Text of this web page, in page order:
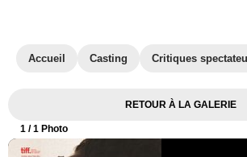
Accueil Casting Critiques
RETOUR À LA GALERIE
1 / 1 Photo